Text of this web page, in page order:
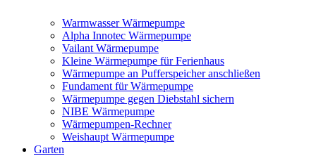
Warmwasser Wärmepumpe
Alpha Innotec Wärmepumpe
Vailant Wärmepumpe
Kleine Wärmepumpe für Ferienhaus
Wärmepumpe an Pufferspeicher anschließen
Fundament für Wärmepumpe
Wärmepumpe gegen Diebstahl sichern
NIBE Wärmepumpe
Wärmepumpen-Rechner
Weishaupt Wärmepumpe
Garten